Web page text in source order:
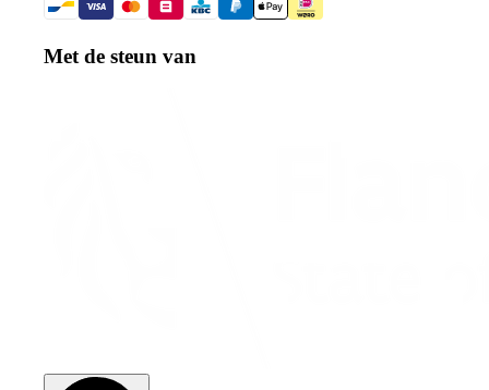
Met de steun van